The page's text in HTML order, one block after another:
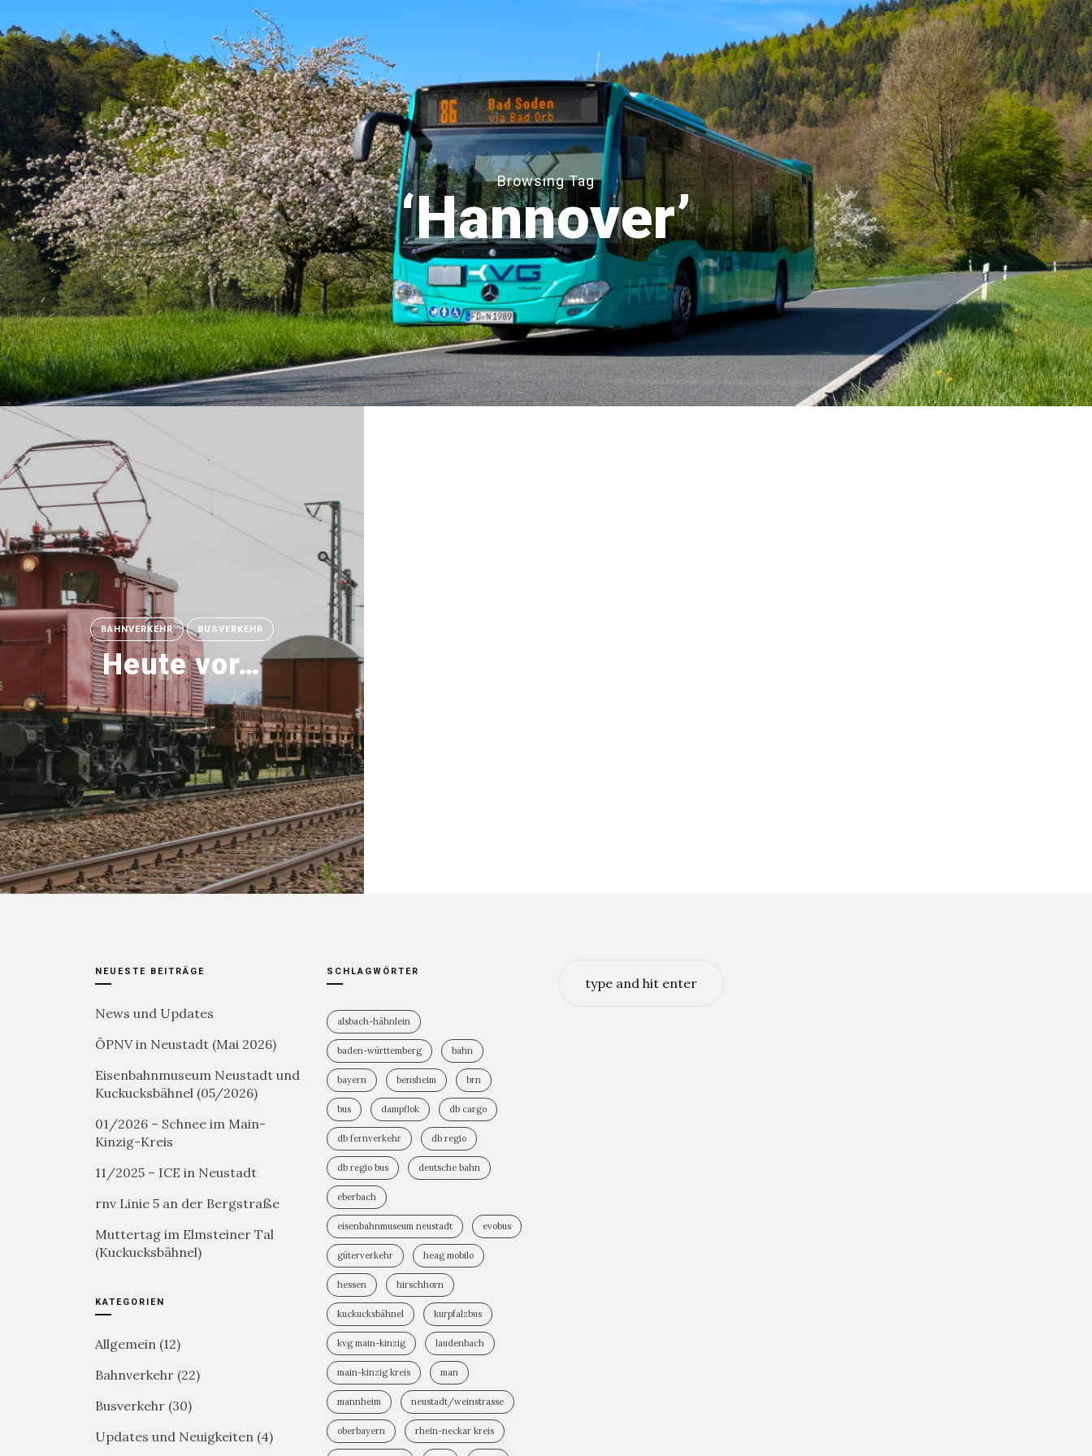
Browsing Tag
‘Hannover’
BAHNVERKEHR BUSVERKEHR
Heute vor…
NEUESTE BEITRÄGE
News und Updates
ÖPNV in Neustadt (Mai 2026)
Eisenbahnmuseum Neustadt und
Kuckucksbähnel (05/2026)
01/2026 – Schnee im Main-
Kinzig-Kreis
11/2025 – ICE in Neustadt
rnv Linie 5 an der Bergstraße
Muttertag im Elmsteiner Tal
(Kuckucksbähnel)
KATEGORIEN
Allgemein (12)
Bahnverkehr (22)
Busverkehr (30)
Updates und Neuigkeiten (4)
SCHLAGWÖRTER
alsbach-hähnlein
baden-württemberg bahn
bayern bensheim brn
bus dampflok db cargo
db fernverkehr db regio
db regio bus deutsche bahn
eberbach
eisenbahnmuseum neustadt evobus
güterverkehr heag mobilo
hessen hirschhorn
kuckucksbähnel kurpfalzbus
kvg main-kinzig laudenbach
main-kinzig kreis man
mannheim neustadt/weinstrasse
oberbayern rhein-neckar kreis